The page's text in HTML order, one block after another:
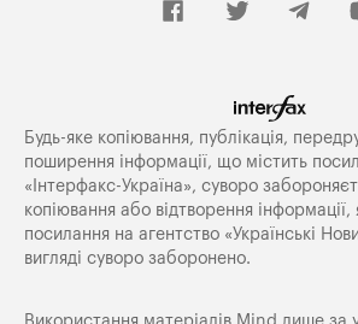
Будь-яке копiювання, публiкацiя,
поширення iнформацiї, що мiстить
«Iнтерфакс-Україна», суворо
копіювання або відтворення інформації,
посилання на агентство «Українські
вигляді суворо заборонено.